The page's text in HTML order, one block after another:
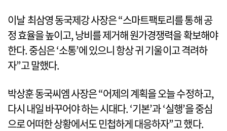
이날 최삼영 동국제강 사장은 “스마트팩토리를 통해 공
정 효율을 높이고, 낭비를 제거해 원가경쟁력을 확보해야
한다. 중심은 ‘소통’에 있으니 항상 귀 기울이고 격려하
자”고 말했다.
박상훈 동국씨엠 사장은 “어제의 계획을 오늘 수정하고,
다시 내일 바꾸어야 하는 시대다. ‘기본’과 ‘실행’을 중심
으로 어떠한 상황에서도 민첩하게 대응하자”고 했다.